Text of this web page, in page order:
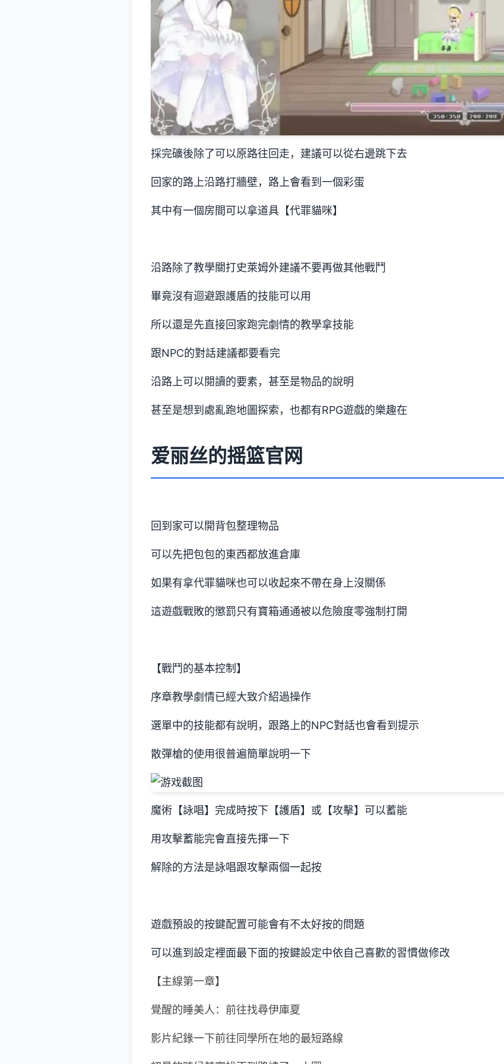
採完礦後除了可以原路往回走，建議可以從右邊跳下去
回家的路上沿路打牆壁，路上會看到一個彩蛋
其中有一個房間可以拿道具【代罪貓咪】
沿路除了教學關打史萊姆外建議不要再做其他戰鬥
畢竟沒有迴避跟護盾的技能可以用
所以還是先直接回家跑完劇情的教學拿技能
跟NPC的對話建議都要看完
沿路上可以閱讀的要素，甚至是物品的說明
甚至是想到處亂跑地圖探索，也都有RPG遊戲的樂趣在
爱丽丝的摇篮官网
回到家可以開背包整理物品
可以先把包包的東西都放進倉庫
如果有拿代罪貓咪也可以收起來不帶在身上沒關係
這遊戲戰敗的懲罰只有寶箱通通被以危險度零強制打開
【戰鬥的基本控制】
序章教學劇情已經大致介紹過操作
選單中的技能都有說明，跟路上的NPC對話也會看到提示
散彈槍的使用很普遍簡單說明一下
魔術【詠唱】完成時按下【護盾】或【攻擊】可以蓄能
用攻擊蓄能完會直接先揮一下
解除的方法是詠唱跟攻擊兩個一起按
遊戲預設的按鍵配置可能會有不太好按的問題
可以進到設定裡面最下面的按鍵設定中依自己喜歡的習慣做修改
【主線第一章】
覺醒的睡美人：前往找尋伊庫夏
影片紀錄一下前往同學所在地的最短路線